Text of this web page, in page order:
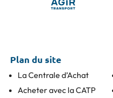
Plan du site
La Centrale d’Achat
Acheter avec la CATP